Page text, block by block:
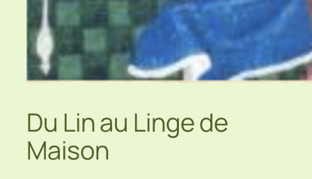
Du Lin au Linge de
Maison